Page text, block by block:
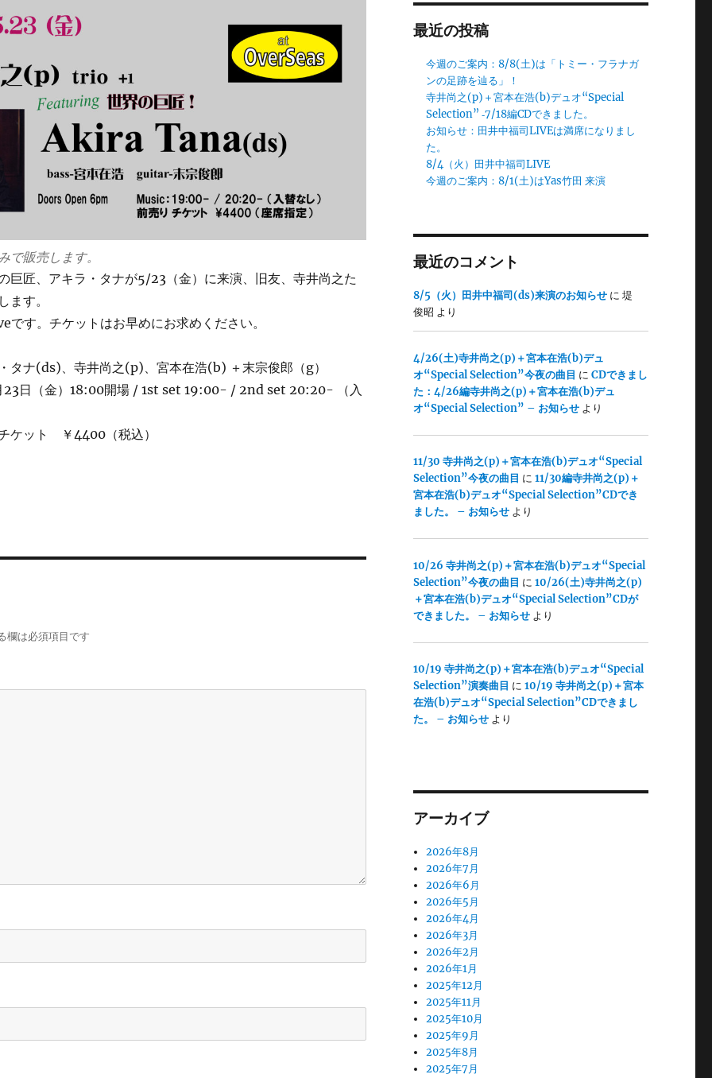
で販売します。
巨匠、アキラ・タナが5/23（金）に来演、旧友、寺井尚之た
ます。
す。チケットはお早めにお求めください。
タナ(ds)、寺井尚之(p)、宮本在浩(b) ＋末宗俊郎（g）
23日（金）18:00開場 / 1st set 19:00- / 2nd set 20:20- （入
ケット ￥4400（税込）
欄は必須項目です
最近の投稿
今週のご案内：8/8(土)は「トミー・フラナガ
ンの足跡を辿る」！
寺井尚之(p)＋宮本在浩(b)デュオ“Special
Selection” ‐7/18編CDできました。
お知らせ：田井中福司LIVEは満席になりまし
た。
8/4（火）田井中福司LIVE
今週のご案内：8/1(土)はYas竹田 来演
最近のコメント
8/5（火）田井中福司(ds)来演のお知らせに 堤
俊昭 より
4/26(土)寺井尚之(p)＋宮本在浩(b)デュ
オ“Special Selection”今夜の曲目 に CDできまし
た：4/26編寺井尚之(p)＋宮本在浩(b)デュ
オ“Special Selection” – お知らせより
11/30 寺井尚之(p)＋宮本在浩(b)デュオ“Special
Selection”今夜の曲目 に 11/30編寺井尚之(p)＋
宮本在浩(b)デュオ“Special Selection”CDでき
ました。 – お知らせより
10/26 寺井尚之(p)＋宮本在浩(b)デュオ“Special
Selection”今夜の曲目 に 10/26(土)寺井尚之(p)
＋宮本在浩(b)デュオ“Special Selection”CDが
できました。 – お知らせより
10/19 寺井尚之(p)＋宮本在浩(b)デュオ“Special
Selection”演奏曲目 に 10/19 寺井尚之(p)＋宮本
在浩(b)デュオ“Special Selection”CDできまし
た。 – お知らせより
アーカイブ
2026年8月
2026年7月
2026年6月
2026年5月
2026年4月
2026年3月
2026年2月
2026年1月
2025年12月
2025年11月
2025年10月
2025年9月
2025年8月
2025年7月